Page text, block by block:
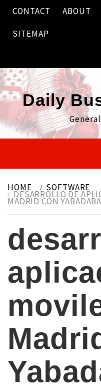
Skip
content
CONTACT ABOUT
SITEMAP
Daily
HOME SOFTWARE
DESARROLLO DE
MADRID CON